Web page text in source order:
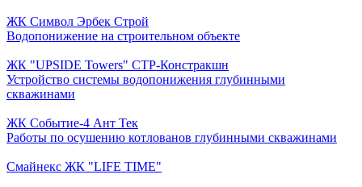
ЖК Символ Эрбек Строй
Водопонижение на строительном объекте
ЖК "UPSIDE Towers" СТР-Констракшн
Устройство системы водопонижения глубинными
скважинами
ЖК Событие-4 Ант Тек
Работы по осушению котлованов глубинными скважинами
Смайнекс ЖК "LIFE TIME"